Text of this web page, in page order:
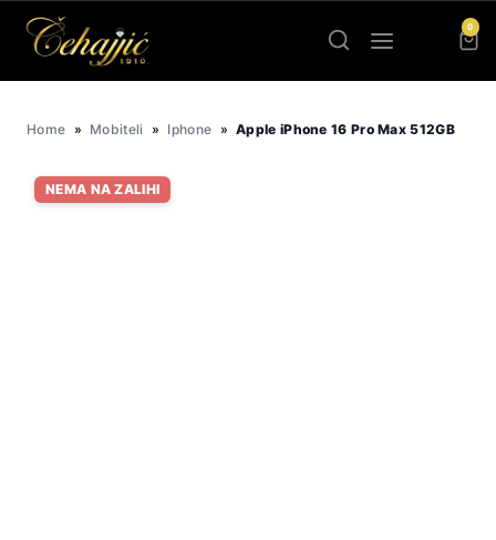
0
Home » Mobiteli » Iphone » Apple iPhone 16 Pro Max 512GB
NEMA NA ZALIHI